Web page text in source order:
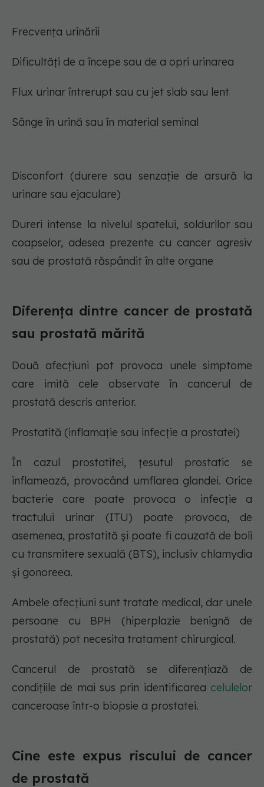
Frecvența urinării
Dificultăți de a începe sau de a opri urinarea
Flux urinar întrerupt sau cu jet slab sau lent
Sânge în urină sau în material seminal
Disconfort (durere sau senzație de arsură la
urinare sau ejaculare)
Dureri intense la nivelul spatelui, soldurilor sau
coapselor, adesea prezente cu cancer agresiv
sau de prostată răspândit în alte organe
Diferența dintre cancer de prostată
sau prostată mărită
Două afecțiuni pot provoca unele simptome
care imită cele observate în cancerul de
prostată descris anterior.
Prostatită (inflamație sau infecție a prostatei)
În cazul prostatitei, țesutul prostatic se
inflamează, provocând umflarea glandei. Orice
bacterie care poate provoca o infecție a
tractului urinar (ITU) poate provoca, de
asemenea, prostatită și poate fi cauzată de boli
cu transmitere sexuală (BTS), inclusiv chlamydia
și gonoreea.
Ambele afecțiuni sunt tratate medical, dar unele
persoane cu BPH (hiperplazie benignă de
prostată) pot necesita tratament chirurgical.
Cancerul de prostată se diferențiază de
condițiile de mai sus prin identificarea celulelor
canceroase într-o biopsie a prostatei.
Cine este expus riscului de cancer
de prostată